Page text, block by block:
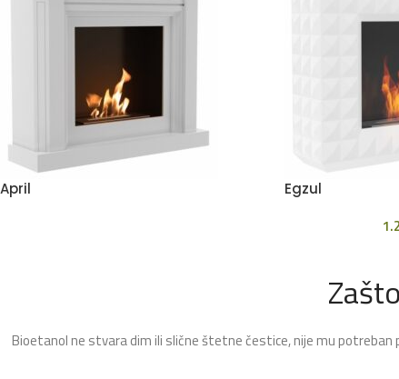
April Egzul
Bioetanol ne stvara dim ili slične štetne čestice, nije mu potreban